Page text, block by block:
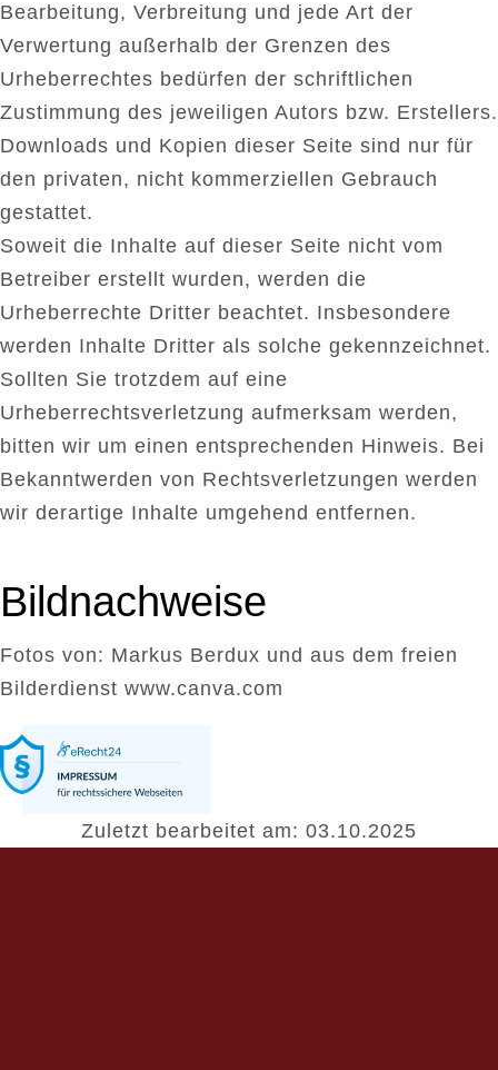
Bearbeitung, Verbreitung und jede Art der
Verwertung außerhalb der Grenzen des
Urheberrechtes bedürfen der schriftlichen
Zustimmung des jeweiligen Autors bzw. Erstellers.
Downloads und Kopien dieser Seite sind nur für
den privaten, nicht kommerziellen Gebrauch
gestattet.
Soweit die Inhalte auf dieser Seite nicht vom
Betreiber erstellt wurden, werden die
Urheberrechte Dritter beachtet. Insbesondere
werden Inhalte Dritter als solche gekennzeichnet.
Sollten Sie trotzdem auf eine
Urheberrechtsverletzung aufmerksam werden,
bitten wir um einen entsprechenden Hinweis. Bei
Bekanntwerden von Rechtsverletzungen werden
wir derartige Inhalte umgehend entfernen.
Bildnachweise
Fotos von: Markus Berdux und aus dem freien
Bilderdienst www.canva.com
Zuletzt bearbeitet am: 03.10.2025